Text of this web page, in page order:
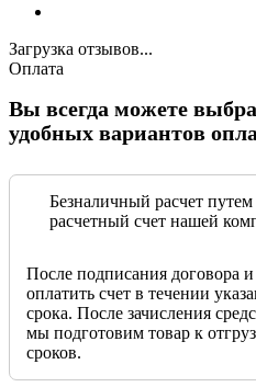
Загрузка отзывов...
Оплата
Вы всегда можете
удобных вариантов
Безналичный расчет
расчетный счет нашей
После подписания договора
оплатить счет в течении
срока. После зачисления
мы подготовим товар к
сроков.